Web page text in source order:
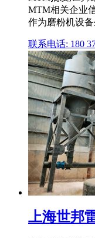
MTM相关企业
作为磨粉机设
联系电话: 180
上海世邦